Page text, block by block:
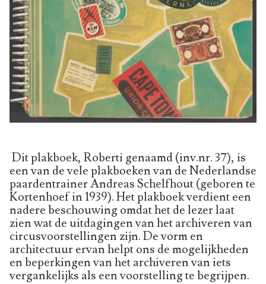
Dit plakboek, Roberti genaamd (inv.nr. 37), is
een van de vele plakboeken van de Nederlandse
paardentrainer Andreas Schelfhout (geboren te
Kortenhoef in 1939). Het plakboek verdient een
nadere beschouwing omdat het de lezer laat
zien wat de uitdagingen van het archiveren van
circusvoorstellingen zijn. De vorm en
architectuur ervan helpt ons de mogelijkheden
en beperkingen van het archiveren van iets
vergankelijks als een voorstelling te begrijpen.